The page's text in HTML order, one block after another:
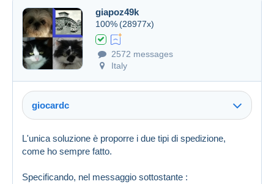
Created on 16 Jan 2024 at 07:25
giapoz49k
100% (28977x)
2572 messages
Italy
giocardc
L'unica soluzione è proporre i due tipi di spedizione,
come ho sempre fatto.
Specificando, nel messaggio sottostante :